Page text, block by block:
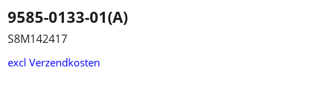
9585-0133-01(A)
S8M142417
excl Verzendkosten